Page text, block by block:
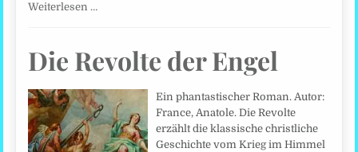
Weiterlesen …
Die Revolte der Engel
Ein phantastischer Roman. Autor:
France, Anatole. Die Revolte
erzählt die klassische christliche
Geschichte vom Krieg im Himmel